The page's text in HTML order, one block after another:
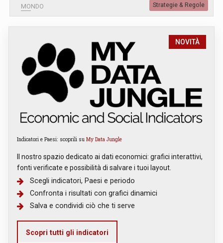
MONDO Strategie & Regole
NOVITÀ
Indicatori e Paesi: scoprili su My Data Jungle
Il nostro spazio dedicato ai dati economici: grafici interattivi,
fonti verificate e possibilità di salvare i tuoi layout.
Scegli indicatori, Paesi e periodo
Confronta i risultati con grafici dinamici
Salva e condividi ciò che ti serve
Scopri tutti gli indicatori